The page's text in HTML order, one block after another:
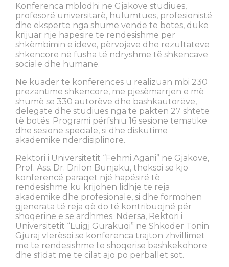
Konferenca mblodhi në Gjakovë studiues,
profesorë universitarë, hulumtues, profesionistë
dhe ekspertë nga shumë vende të botës, duke
krijuar një hapësirë të rëndësishme për
shkëmbimin e ideve, përvojave dhe rezultateve
shkencore në fusha të ndryshme të shkencave
sociale dhe humane.
Në kuadër të konferencës u realizuan mbi 230
prezantime shkencore, me pjesëmarrjen e më
shumë se 330 autorëve dhe bashkautorëve,
delegatë dhe studiues nga të paktën 27 shtete
të botës. Programi përfshiu 16 sesione tematike
dhe sesione speciale, si dhe diskutime
akademike ndërdisiplinore.
Rektori i Universitetit “Fehmi Agani” në Gjakovë,
Prof. Ass. Dr. Drilon Bunjaku, theksoi se kjo
konferencë paraqet një hapësirë të
rëndësishme ku krijohen lidhje të reja
akademike dhe profesionale, si dhe formohen
gjenerata të reja që do të kontribuojnë për
shoqërinë e së ardhmes. Ndërsa, Rektori i
Universitetit “Luigj Gurakuqi” në Shkodër Tonin
Gjuraj vlerësoi se konferenca trajton zhvillimet
më të rëndësishme të shoqërisë bashkëkohore
dhe sfidat me të cilat ajo po përballet sot.